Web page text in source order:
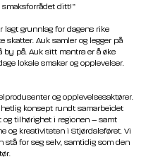
smaksforrådet ditt!”
lagt grunnlag for dagens rike
skatter. Auk samler og legger på
by på. Auk sitt mantra er å øke
lokale smaker og opplevelser.
og opplevelsesaktører.
konsept rundt samarbeidet
og tilhørighet i regionen – samt
og kreativiteten i Stjørdalsføret. Vi
stå for seg selv, samtidig som den